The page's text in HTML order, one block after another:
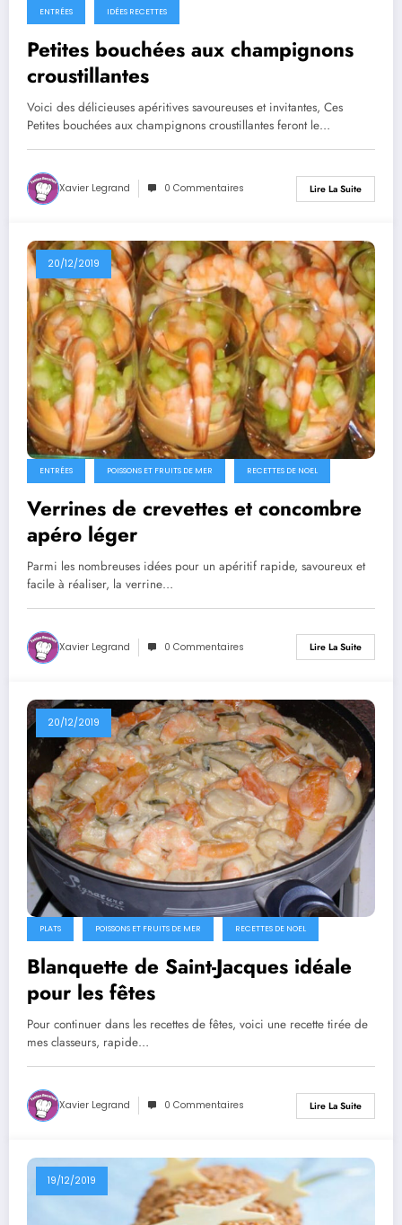
ENTRÉES IDÉES RECETTES
Petites bouchées aux champignons
croustillantes
Voici des délicieuses apéritives savoureuses et invitantes, Ces
Petites bouchées aux champignons croustillantes feront le…
Xavier Legrand 0 Commentaires Lire La Suite
20/12/2019
ENTRÉES POISSONS ET FRUITS DE MER RECETTES DE NOEL
Verrines de crevettes et concombre
apéro léger
Parmi les nombreuses idées pour un apéritif rapide, savoureux et
facile à réaliser, la verrine…
Xavier Legrand 0 Commentaires Lire La Suite
20/12/2019
PLATS POISSONS ET FRUITS DE MER RECETTES DE NOEL
Blanquette de Saint-Jacques idéale
pour les fêtes
Pour continuer dans les recettes de fêtes, voici une recette tirée de
mes classeurs, rapide…
Xavier Legrand 0 Commentaires Lire La Suite
19/12/2019